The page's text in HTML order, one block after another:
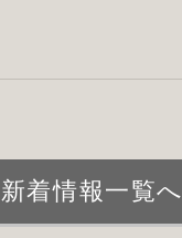
新着情報一覧へ